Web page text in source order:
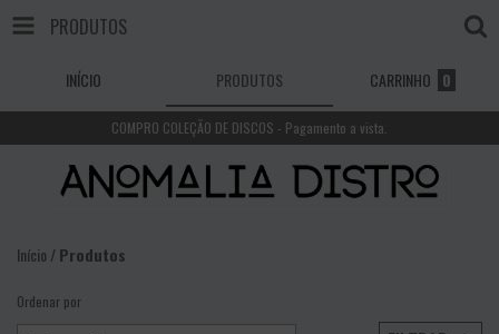
PRODUTOS
INÍCIO PRODUTOS CARRINHO 0
COMPRO COLEÇÃO DE DISCOS - Pagamento a vista.
Início /Produtos
Ordenar por